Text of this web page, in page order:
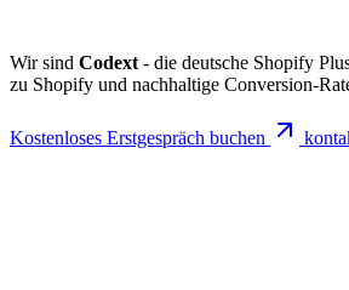
Wir sind Codext - die deutsche Shopify
zu Shopify und nachhaltige Conversion-
Kostenloses Erstgespräch buchen